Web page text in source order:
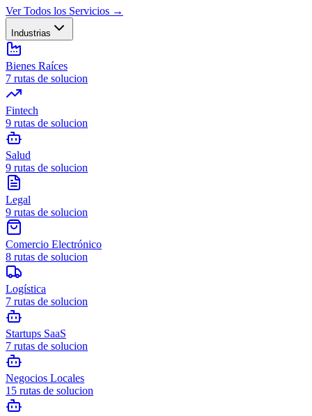
Ver Todos los Servicios →
Industrias
Bienes Raíces
7 rutas de solucion
Fintech
9 rutas de solucion
Salud
9 rutas de solucion
Legal
9 rutas de solucion
Comercio Electrónico
8 rutas de solucion
Logística
7 rutas de solucion
Startups SaaS
7 rutas de solucion
Negocios Locales
15 rutas de solucion